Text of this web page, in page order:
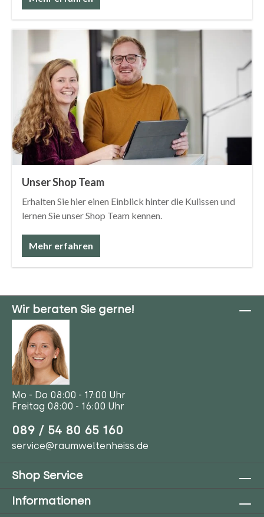
Unser Shop Team
Erhalten Sie hier einen Einblick hinter die Kulissen und
lernen Sie unser Shop Team kennen.
Mehr erfahren
Wir beraten Sie gerne!
Mo - Do 08:00 - 17:00 Uhr
Freitag 08:00 - 16:00 Uhr
089 / 54 80 65 160
service@raumweltenheiss.de
Shop Service
Informationen